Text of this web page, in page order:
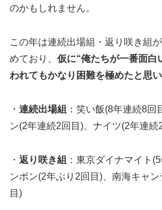
のかもしれません。
この年は連続出場組・返り咲き組
めており、 仮に“俺たちが一番面白
われてもかなり困難を極めたと思
・ 連続出場組 ：笑い飯(8年連続8
ン(2年連続2回目)、ナイツ(2年連続
・ 返り咲き組 ：東京ダイナマイト
ンボン(2年ぶり2回目)、南海キャ
目)